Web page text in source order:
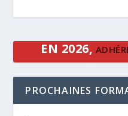
EN 2026,
PROCHAINES